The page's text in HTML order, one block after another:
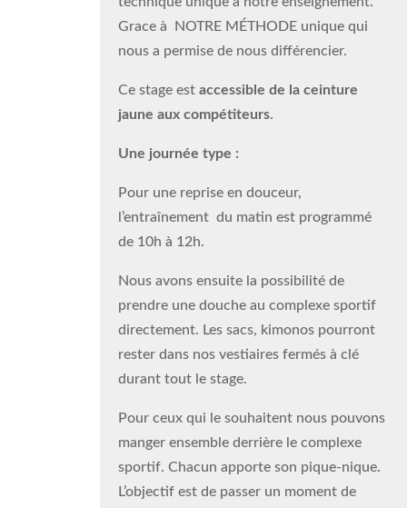
Grace à NOTRE MÉTHODE unique qui
nous a permise de nous différencier.
Ce stage est accessible de la ceinture
jaune aux compétiteurs.
Une journée type :
Pour une reprise en douceur,
l’entraînement du matin est programmé
de 10h à 12h.
Nous avons ensuite la possibilité de
prendre une douche au complexe sportif
directement. Les sacs, kimonos pourront
rester dans nos vestiaires fermés à clé
durant tout le stage.
Pour ceux qui le souhaitent nous pouvons
manger ensemble derrière le complexe
sportif. Chacun apporte son pique-nique.
L’objectif est de passer un moment de